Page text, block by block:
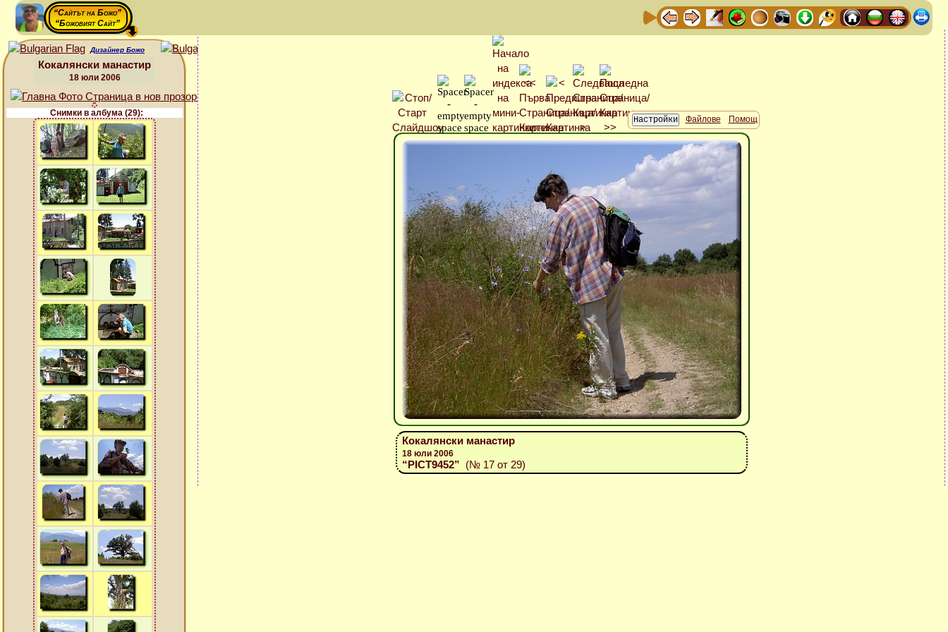
“Сайтът на Божо”
“Божовият Сайт”
Дизайнер Божо
Кокалянски манастир
18 юли 2006
Снимки в албума (29):
Файлове Помощ
Кокалянски манастир
18 юли 2006
“PICT9452” (№ 17 от 29)